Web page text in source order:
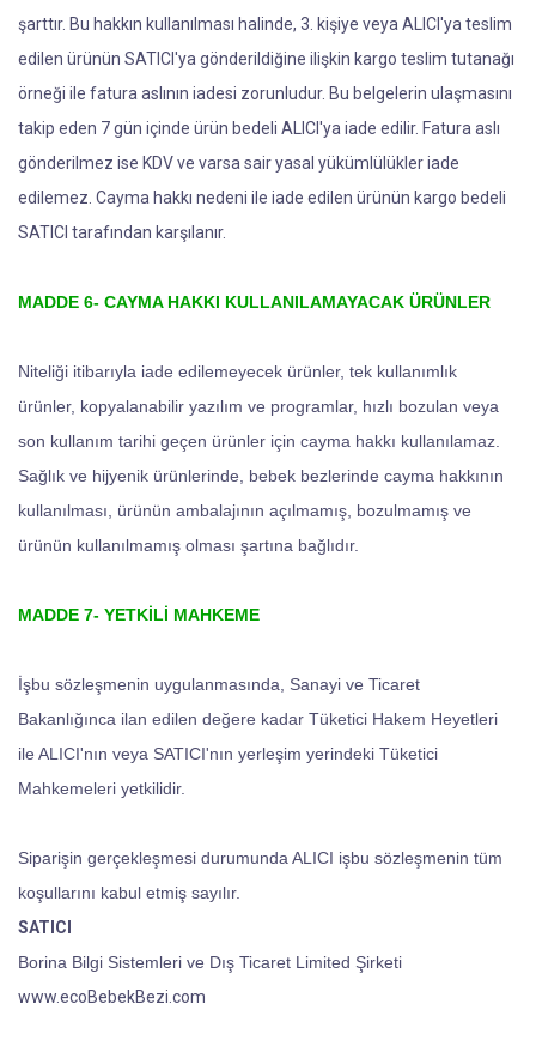
şarttır. Bu hakkın kullanılması halinde, 3. kişiye veya ALICI'ya teslim
edilen ürünün SATICI'ya gönderildiğine ilişkin kargo teslim tutanağı
örneği ile fatura aslının iadesi zorunludur. Bu belgelerin ulaşmasını
takip eden 7 gün içinde ürün bedeli ALICI'ya iade edilir. Fatura aslı
gönderilmez ise KDV ve varsa sair yasal yükümlülükler iade
edilemez. Cayma hakkı nedeni ile iade edilen ürünün kargo bedeli
SATICI tarafından karşılanır.
MADDE 6- CAYMA HAKKI KULLANILAMAYACAK ÜRÜNLER
Niteliği itibarıyla iade edilemeyecek ürünler, tek kullanımlık
ürünler, kopyalanabilir yazılım ve programlar, hızlı bozulan veya
son kullanım tarihi geçen ürünler için cayma hakkı kullanılamaz.
Sağlık ve hijyenik ürünlerinde, bebek bezlerinde cayma hakkının
kullanılması, ürünün ambalajının açılmamış, bozulmamış ve
ürünün kullanılmamış olması şartına bağlıdır.
MADDE 7- YETKİLİ MAHKEME
İşbu sözleşmenin uygulanmasında, Sanayi ve Ticaret
Bakanlığınca ilan edilen değere kadar Tüketici Hakem Heyetleri
ile ALICI'nın veya SATICI'nın yerleşim yerindeki Tüketici
Mahkemeleri yetkilidir.
Siparişin gerçekleşmesi durumunda ALICI işbu sözleşmenin tüm
koşullarını kabul etmiş sayılır.
SATICI
Borina Bilgi Sistemleri ve Dış Ticaret Limited Şirketi
www.ecoBebekBezi.com